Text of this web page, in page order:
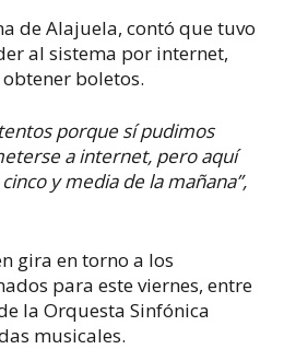
de Alajuela, contó que tuvo
al sistema por internet,
boletos.
porque sí pudimos
a internet, pero aquí
y media de la mañana”,
gira en torno a los
para este viernes, entre
la Orquesta Sinfónica
musicales.